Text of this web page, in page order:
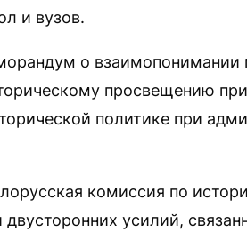
и вузов.
о
просвещению при
политике при
комиссия по
усилий,